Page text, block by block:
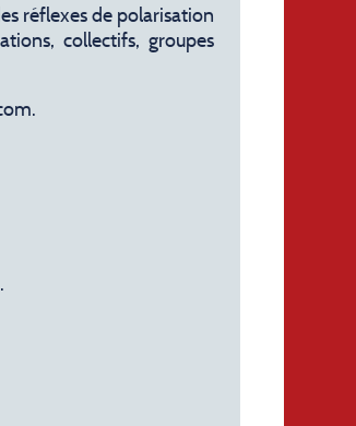
réflexes de polarisation
collectifs, groupes